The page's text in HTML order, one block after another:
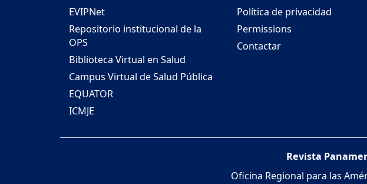
EVIPNet
Repositorio institucional de la
OPS
Biblioteca Virtual en Salud
Campus Virtual de Salud Pública
EQUATOR
ICMJE
Política de privacidad
Permissions
Contactar
Revista
Oficina Regional para las